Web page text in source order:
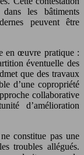
dans les bâtiments
peuvent être
en œuvre pratique :
éventuelle des
que des travaux
d’une copropriété
collaborative
d’amélioration
constitue pas une
troubles allégués.